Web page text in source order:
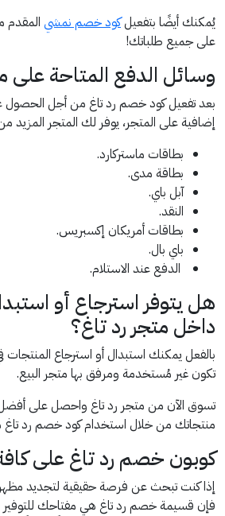
يُمكنك أيضًا بتفعيلكود خصم نمشي
على جميع طلباتك!
وسائل الدفع المتاحة على
بعد تفعيل كود خصم رد تاغ من أجل
إضافية على المتجر، يوفر لك المتجر المزيد
بطاقات ماستركارد.
بطاقة مدى.
آبل باي.
النقد.
بطاقات أمريكان إكسبريس.
باي بال.
الدفع عند الاستلام.
هل يتوفر استرجاع أو
داخل متجر رد تاغ؟
بالفعل يمكنك استبدال أو استرجاع المنتجات
تكون غير مُستخدمة ومرفق بها متجر البيع.
تسوق الآن من متجر رد تاغ واحصل على
منتجاتك من خلال استخدام كود خصم رد
كوبون خصم رد تاغ على
إذا كنت تبحث عن فرصة حقيقية لتجديد
فإن قسيمة خصم رد تاغ هي مفتاحك